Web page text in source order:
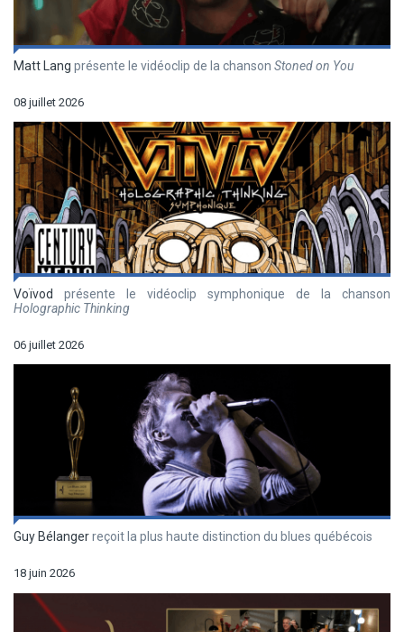
Matt Lang présente le vidéoclip de la chanson Stoned on You
08 juillet 2026
Voïvod
présente le vidéoclip symphonique de la chanson
Holographic Thinking
06 juillet 2026
Guy Bélangerreçoit la plus haute distinction du blues québécois
18 juin 2026